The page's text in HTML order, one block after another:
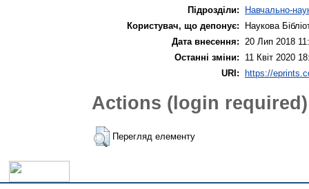
Підрозділи:
Навчально-
Користувач, що депонує:
Наукова
Дата внесення:
20 Лип 2018
Останні зміни:
11 Квіт 2020
URI: https://
Actions (login required)
Перегляд елементу